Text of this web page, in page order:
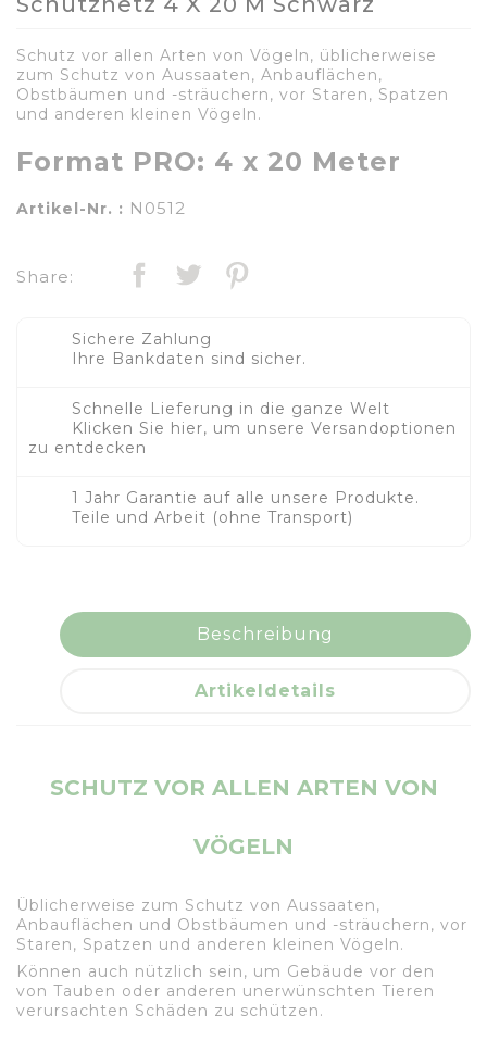
Schutz vor allen Arten von Vögeln, üblicherweise
zum Schutz von Aussaaten, Anbauflächen,
Obstbäumen und -sträuchern, vor Staren, Spatzen
und anderen kleinen Vögeln.
Format PRO: 4 x 20 Meter
Artikel-Nr. : N0512
Share:
Sichere Zahlung
Ihre Bankdaten sind sicher.
Schnelle Lieferung in die ganze Welt
Klicken Sie hier, um unsere Versandoptionen
zu entdecken
1 Jahr Garantie auf alle unsere Produkte.
Teile und Arbeit (ohne Transport)
Beschreibung
Artikeldetails
SCHUTZ VOR ALLEN ARTEN VON
VÖGELN
Üblicherweise zum Schutz von Aussaaten,
Anbauflächen und Obstbäumen und -sträuchern, vor
Staren, Spatzen und anderen kleinen Vögeln.
Können auch nützlich sein, um Gebäude vor den
von Tauben oder anderen unerwünschten Tieren
verursachten Schäden zu schützen.